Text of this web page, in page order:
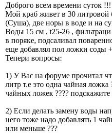
Доброго всем времени суток !!!
Мой краб живет в 30 литровой
(Суша), две норы в воде и на
Воды 15 см , t25-26 ,
в поряке, подсаливал
еще добавлял пол ложки соды
Тепери вопросы:
1) У Вас на форуме прочитал
литр т.е это одна чайная
чайных ложек ????
2) Если делать замену воды
него тоже надо добавлять 1
или меньше ???